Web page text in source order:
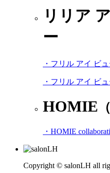
リリア
ー
・フリル アイ ビ
・フリル アイ ビ
HOMIE
・HOMIE
Copyright © salonLH all